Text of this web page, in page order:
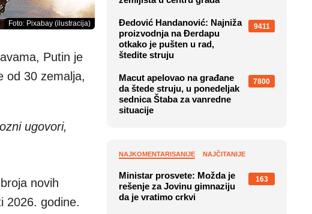
Foto: Pixabay (ilustracija)
Putin je
od 30 zemalja,
ugovori,
novih
2026. godine.
Đedović Handanović: Najniža
proizvodnja na Đerdapu
otkako je pušten u rad,
štedite struju
9411
Macut apelovao na građane
da štede struju, u ponedeljak
sednica Štaba za vanredne
situacije
7800
NAJKOMENTARISANIJE NAJČITANIJE
Ministar prosvete: Možda je
rešenje za Jovinu gimnaziju
da je vratimo crkvi
163